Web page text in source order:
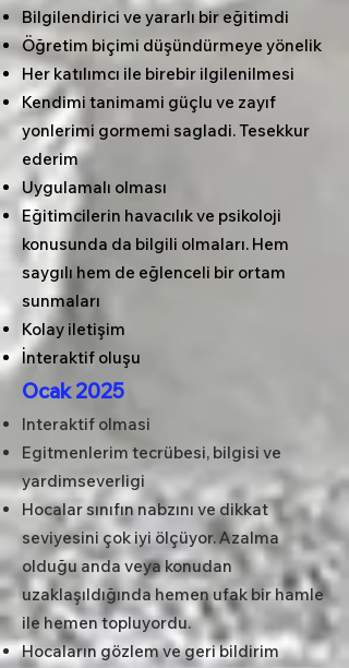
Bilgilendirici ve yararlı bir eğitimdi
Öğretim biçimi düşündürmeye yönelik
Her katılımcı ile birebir ilgilenilmesi
Kendimi tanimami güçlu ve zayıf
yonlerimi gormemi sagladi. Tesekkur
ederim
Uygulamalı olması
Eğitimcilerin havacılık ve psikoloji
konusunda da bilgili olmaları. Hem
saygılı hem de eğlenceli bir ortam
sunmaları
Kolay iletişim
İnteraktif oluşu
Ocak 2025
Interaktif olmasi
Egitmenlerim tecrübesi, bilgisi ve
yardimseverligi
Hocalar sınıfın nabzını ve dikkat
seviyesini çok iyi ölçüyor. Azalma
olduğu anda veya konudan
uzaklaşıldığında hemen ufak bir hamle
ile hemen topluyordu.
Hocaların gözlem ve geri bildirim